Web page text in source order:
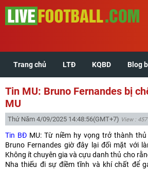
Trang chủ LTĐ KQBD Blog
Tin MU: Bruno Fernandes bị
MU
Thứ Năm 4/09/2025 14:48:56(GMT+7) View : 457
Tin BĐ MU: Từ niềm hy vọng trở thành
Bruno Fernandes giờ đây lại đối mặt với
Không ít chuyên gia và cựu danh thủ cho
Nha thiếu đi sự điềm tĩnh và khí chất để
Trang chủ
LTĐ
KQBD
Blog bóng đá